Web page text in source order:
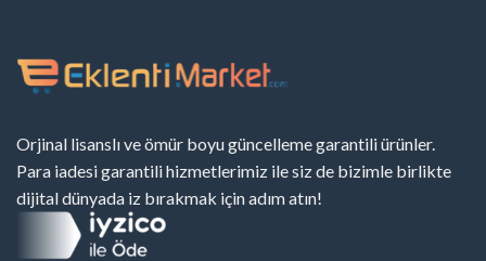
Orjinal lisanslı ve ömür boyu güncelleme garantili ürünler.
Para iadesi garantili hizmetlerimiz ile siz de bizimle birlikte
dijital dünyada iz bırakmak için adım atın!